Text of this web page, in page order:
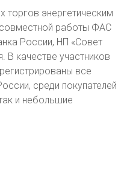
энергетическим
работы ФАС
России, НП «Совет
В качестве участников
все
среди покупателей
и небольшие